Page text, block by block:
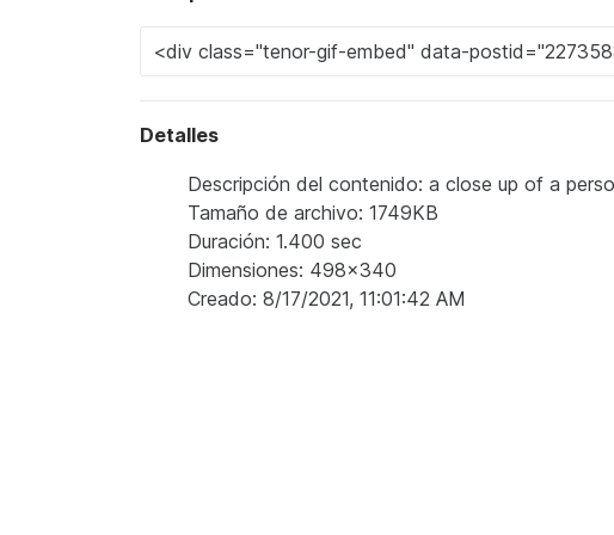
Detalles
Descripción del contenido: a close up of a
Tamaño de archivo: 1749KB
Duración: 1.400 sec
Dimensiones: 498x340
Creado: 8/17/2021, 11:01:42 AM